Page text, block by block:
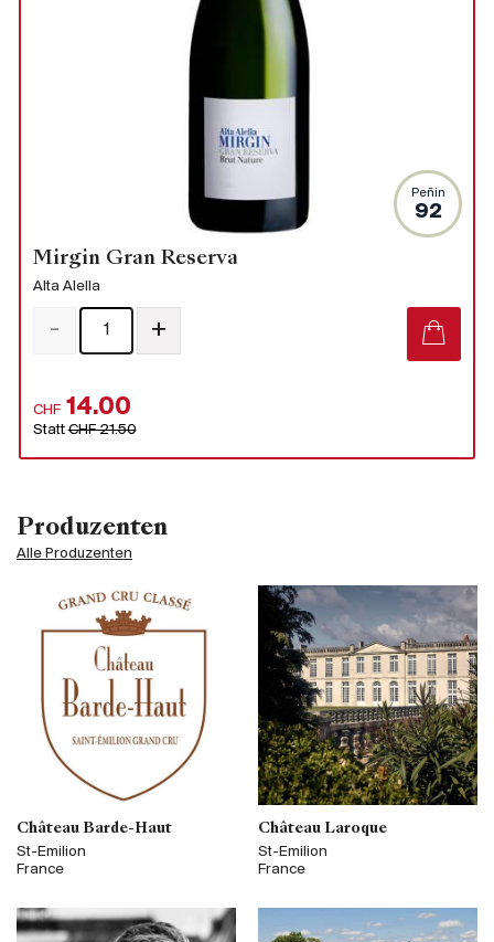
Produzenten
Alle Produzenten
Château Barde-Haut
St-Emilion
France
Château Laroque
St-Emilion
France
Peñin
92
Mirgin Gran Reserva
Alta Alella
CHF 14.00
StattCHF 21.50
- +